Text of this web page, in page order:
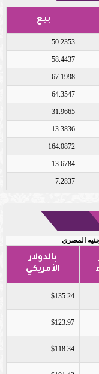
بيع
50.2353
58.4437
67.1998
64.3547
31.9665
13.3836
164.0872
13.6784
7.2837
المصري
بالدولار
الأمريكي
$135.24
$123.97
$118.34